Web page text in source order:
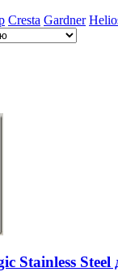
Cresta Gardner
Stainless